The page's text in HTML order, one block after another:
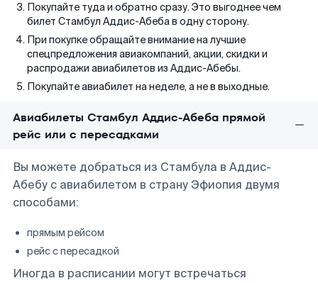
Покупайте туда и обратно сразу. Это выгоднее чем
билет Стамбул Аддис-Абеба в одну сторону.
При покупке обращайте внимание на лучшие
спецпредложения авиакомпаний, акции, скидки и
распродажи авиабилетов из Аддис-Абебы.
Покупайте авиабилет на неделе, а не в выходные.
Авиабилеты Стамбул Аддис-Абеба прямой
рейс или с пересадками
Вы можете добраться из Стамбула в Аддис-
Абебу с авиабилетом в страну Эфиопия двумя
способами:
прямым рейсом
рейс с пересадкой
Иногда в расписании могут встречаться